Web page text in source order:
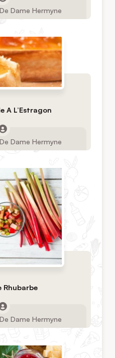
Dame Hermyne
A L’Estragon
Dame Hermyne
Rhubarbe
Dame Hermyne